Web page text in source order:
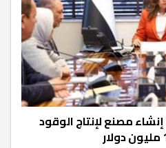
مصنع لإنتاج الوقود